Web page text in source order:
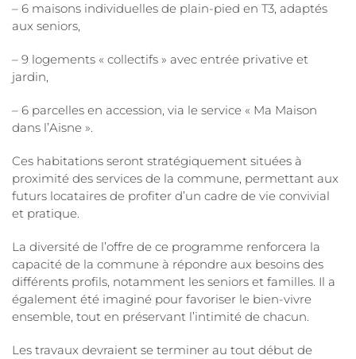
– 6 maisons individuelles de plain-pied en T3, adaptés
aux seniors,
– 9 logements « collectifs » avec entrée privative et
jardin,
– 6 parcelles en accession, via le service « Ma Maison
dans l’Aisne ».
Ces habitations seront stratégiquement situées à
proximité des services de la commune, permettant aux
futurs locataires de profiter d’un cadre de vie convivial
et pratique.
La diversité de l’offre de ce programme renforcera la
capacité de la commune à répondre aux besoins des
différents profils, notamment les seniors et familles. Il a
également été imaginé pour favoriser le bien-vivre
ensemble, tout en préservant l’intimité de chacun.
Les travaux devraient se terminer au tout début de